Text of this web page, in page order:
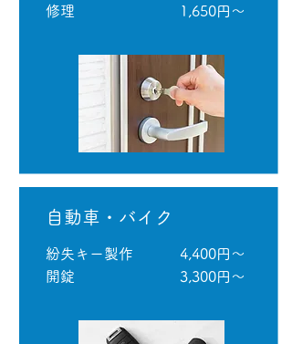
​修理
​1,650円～
​自動車・バイク
​紛失キー製作
​開錠
4,400円～
​3,300円～